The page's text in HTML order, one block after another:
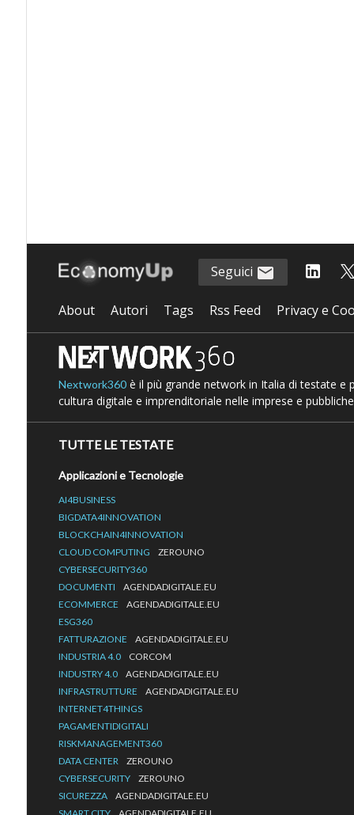
Seguici
About Autori Tags Rss Feed Privacy e
Nextwork360è il più grande network in Italia di testate e
cultura digitale e imprenditoriale nelle imprese e
TUTTE LE TESTATE
Applicazioni e Tecnologie
AI4BUSINESS
BIGDATA4INNOVATION
BLOCKCHAIN4INNOVATION
CLOUD COMPUTING
ZEROUNO
CYBERSECURITY360
DOCUMENTI
AGENDADIGITALE.EU
ECOMMERCE
AGENDADIGITALE.EU
ESG360
FATTURAZIONE
AGENDADIGITALE.EU
INDUSTRIA 4.0
CORCOM
INDUSTRY 4.0
AGENDADIGITALE.EU
INFRASTRUTTURE
AGENDADIGITALE.EU
INTERNET4THINGS
PAGAMENTIDIGITALI
RISKMANAGEMENT360
DATA CENTER
ZEROUNO
CYBERSECURITY
ZEROUNO
SICUREZZA
AGENDADIGITALE.EU